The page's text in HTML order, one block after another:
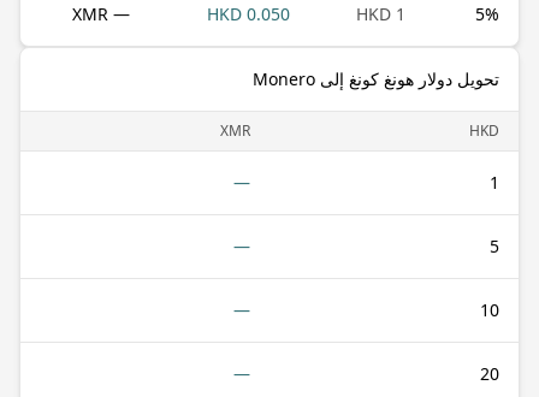
5%
1 HKD
0.050 HKD
— XMR
تحويل دولار هونغ كونغ إلى Monero
HKD
XMR
1
—
5
—
10
—
20
—